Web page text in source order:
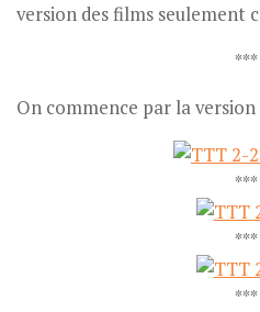
version des films seulement
***
On commence par la
***
***
***